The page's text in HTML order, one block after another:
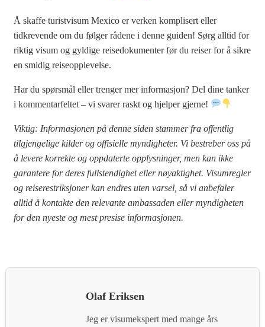
Å skaffe turistvisum Mexico er verken komplisert eller
tidkrevende om du følger rådene i denne guiden! Sørg alltid for
riktig visum og gyldige reisedokumenter før du reiser for å sikre
en smidig reiseopplevelse.
Har du spørsmål eller trenger mer informasjon? Del dine tanker
i kommentarfeltet – vi svarer raskt og hjelper gjerne!
Viktig: Informasjonen på denne siden stammer fra offentlig
tilgjengelige kilder og offisielle myndigheter. Vi bestreber oss på
å levere korrekte og oppdaterte opplysninger, men kan ikke
garantere for deres fullstendighet eller nøyaktighet. Visumregler
og reiserestriksjoner kan endres uten varsel, så vi anbefaler
alltid å kontakte den relevante ambassaden eller myndigheten
for den nyeste og mest presise informasjonen.
Olaf Eriksen
Jeg er visumekspert med mange års